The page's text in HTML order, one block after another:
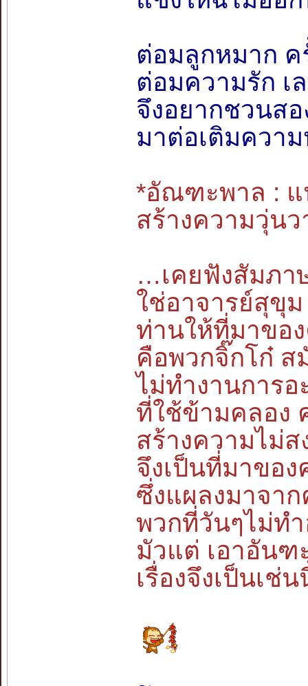
ต่อมลูกหมาก ค
ต่อมความรัก เ
จึงอยากชวนส
มาต่อเติมควา
*อัณฑะพาล : แ
สร้างความวุ่น
…เคยฟังสัมภา
ใช่อาจารย์สุขุ
ท่านให้ที่มาขอ
คือพวกจิ๊กโก๋ ส
ไม่ทำงานการ
ที่ใช้ข้ามคลอง
สร้างความไม่
จึงเป็นที่มาของ
ซึ่งแผลงมาจา
พวกที่วันๆไม่ทำ
มัวแต่ เอาอัน
เรื่องจึงเป็นเ